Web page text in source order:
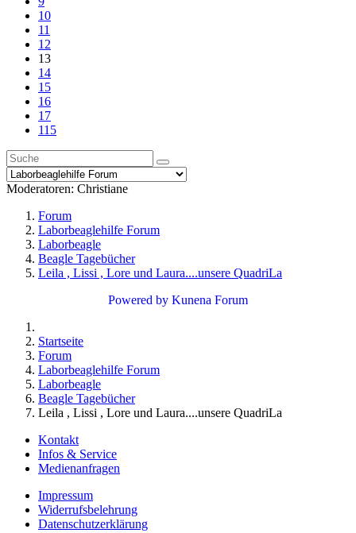
10
11
12
13
14
15
16
17
115
Moderatoren: Christiane
Forum
Laborbeaglehilfe Forum
Laborbeagle
Beagle Tagebücher
Leila , Lissi , Lore und Laura....unsere QuadriLa
Powered by Kunena Forum
Startseite
Forum
Laborbeaglehilfe Forum
Laborbeagle
Beagle Tagebücher
Leila , Lissi , Lore und Laura....unsere QuadriLa
Kontakt
Infos & Service
Medienanfragen
Impressum
Widerrufsbelehrung
Datenschutzerklärung